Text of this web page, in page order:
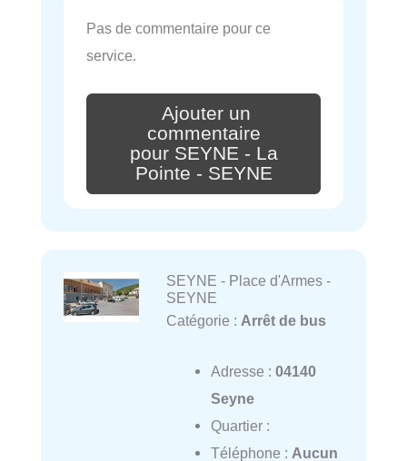
Pas de commentaire pour ce
service.
Ajouter un
commentaire
pour SEYNE - La
Pointe - SEYNE
SEYNE - Place d'Armes -
SEYNE
Catégorie : Arrêt de bus
Adresse : 04140
Seyne
Quartier :
Téléphone : Aucun